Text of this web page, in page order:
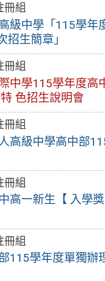
冊組
級中學「115學年
招生簡章」
冊組
中學115學年度高
色招生說明會
冊組
高級中學高中部
冊組
高一新生【 入學
冊組
115學年度單獨辦